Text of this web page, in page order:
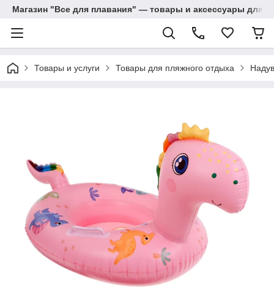
Магазин "Все для плавания" — товары и аксессуары для
Товары и услуги Товары для пляжного отдыха